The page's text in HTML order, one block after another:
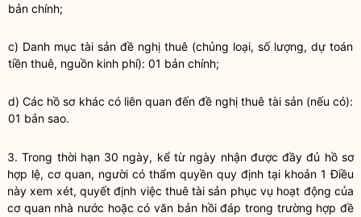
bản chính;
c) Danh mục tài sản đề nghị thuê (chủng loại, số lượng, dự toán
tiền thuê, nguồn kinh phí): 01 bản chính;
d) Các hồ sơ khác có liên quan đến đề nghị thuê tài sản (nếu có):
01 bản sao.
3. Trong thời hạn 30 ngày, kể từ ngày nhận được đầy đủ hồ sơ
hợp lệ, cơ quan, người có thẩm quyền quy định tại khoản 1 Điều
này xem xét, quyết định việc thuê tài sản phục vụ hoạt động của
cơ quan nhà nước hoặc có văn bản hồi đáp trong trường hợp đề